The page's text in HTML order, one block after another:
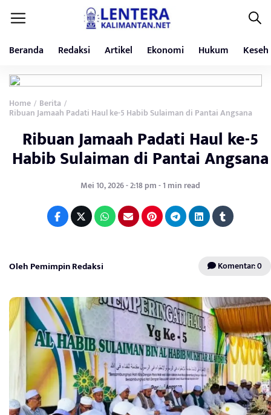
Beranda Redaksi Artikel Ekonomi Hukum
Home / Berita /
Ribuan Jamaah Padati Haul ke-5 Habib Sulaiman di Pantai Angsana
Ribuan Jamaah Padati Haul ke-5
Habib Sulaiman di Pantai Angsana
Mei 10, 2026 - 2:18 pm - 1 min read
Oleh Pemimpin Redaksi Komentar: 0